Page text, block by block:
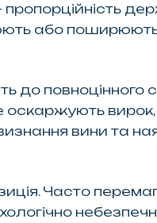
або
до повноцінного
оскаржують
вини та
Часто